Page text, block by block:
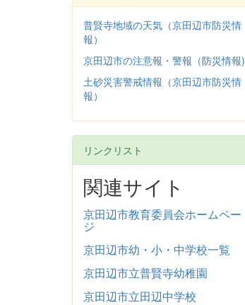
普賢寺地域の天気（京田辺市防災情
報）
京田辺市の注意報・警報（防災情報)
土砂災害警戒情報（京田辺市防災情
報）
リンクリスト
関連サイト
京田辺市教育委員会ホームペー
ジ
京田辺市幼・小・中学校一覧
京田辺市立普賢寺幼稚園
京田辺市立田辺中学校